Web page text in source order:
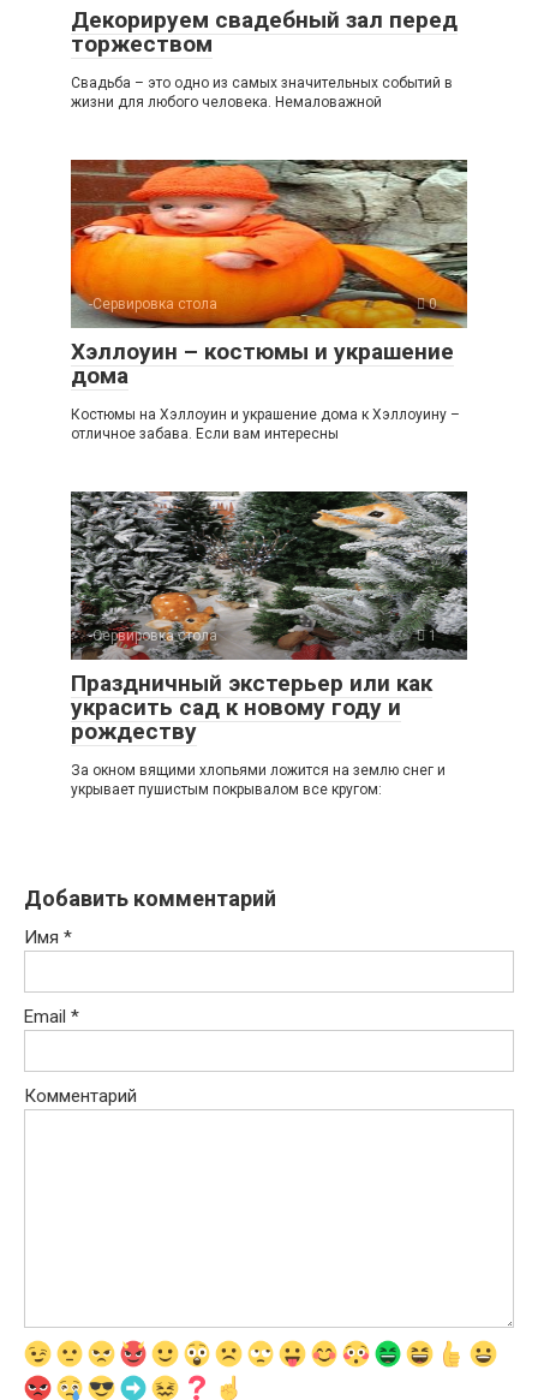
Декорируем свадебный зал перед
торжеством
Свадьба – это одно из самых значительных событий в
жизни для любого человека. Немаловажной
-Сервировка стола 0
Хэллоуин – костюмы и украшение
дома
Костюмы на Хэллоуин и украшение дома к Хэллоуину –
отличное забава. Если вам интересны
-Сервировка стола 1
Праздничный экстерьер или как
украсить сад к новому году и
рождеству
За окном вящими хлопьями ложится на землю снег и
укрывает пушистым покрывалом все кругом:
Добавить комментарий
Имя *
Email *
Комментарий